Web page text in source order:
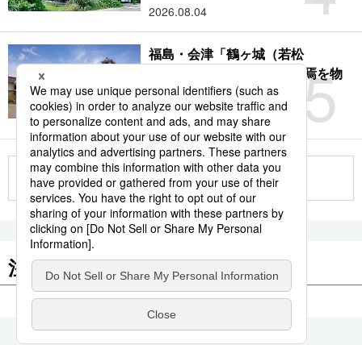
2026.08.04
5
福島・会津「鶴ヶ城（若松
城）」：サムライの時代終焉を物
語る赤瓦の名城
2026.08.09
もっと見る
注目のキーワード